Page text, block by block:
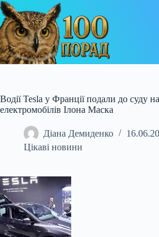
Перейти
до
вмісту
Водії Tesla у Франції подали до суду
електромобілів Ілона Маска
Діана Демиденко
Цікаві новини